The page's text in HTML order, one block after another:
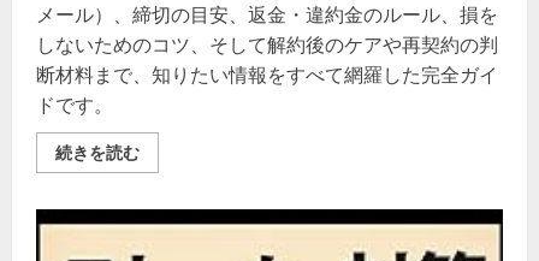
メール）、締切の目安、返金・違約金のルール、損を
しないためのコツ、そして解約後のケアや再契約の判
断材料まで、知りたい情報をすべて網羅した完全ガイ
ドです。
続きを読む【保
存
ク
ス